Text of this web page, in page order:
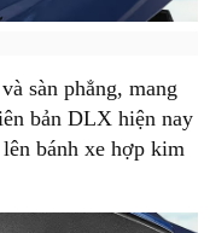
sàn phẳng, mang
bản DLX hiện nay
bánh xe hợp kim